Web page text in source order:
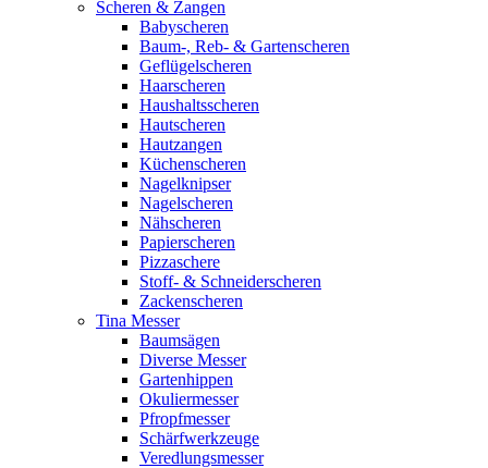
Scheren & Zangen
Babyscheren
Baum-, Reb- & Gartenscheren
Geflügelscheren
Haarscheren
Haushaltsscheren
Hautscheren
Hautzangen
Küchenscheren
Nagelknipser
Nagelscheren
Nähscheren
Papierscheren
Pizzaschere
Stoff- & Schneiderscheren
Zackenscheren
Tina Messer
Baumsägen
Diverse Messer
Gartenhippen
Okuliermesser
Pfropfmesser
Schärfwerkzeuge
Veredlungsmesser